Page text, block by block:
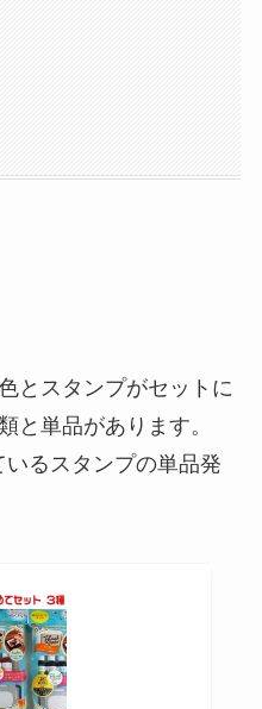
とスタンプがセットに
と単品があります。
るスタンプの単品発